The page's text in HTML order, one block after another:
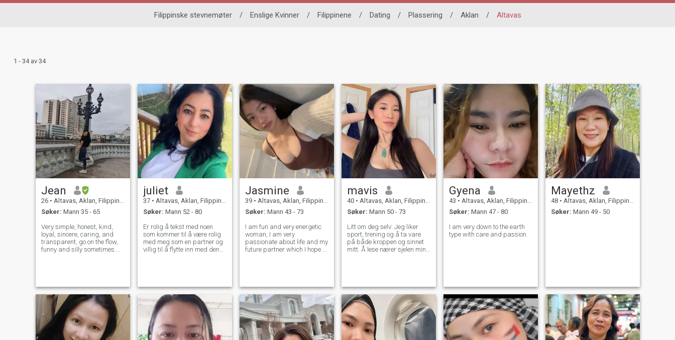
Filippinske stevnemøter / Enslige Kvinner / Filippinene / Dating / Plassering / Aklan / Altavas
1 - 34 av 34
Jean
26 • Altavas, Aklan, Filippinene
Søker: Mann 35 - 65
Very simple, honest, kind,
loyal, sincere, caring, and
transparent, go on the flow,
funny and silly sometimes.
comfortable with someone.
I'm
juliet
37 • Altavas, Aklan, Filippinene
Søker: Mann 52 - 80
Er rolig å tekst med noen
som kommer til å være rolig
med meg som en partner og
villig til å flytte inn med den
Jasmine
39 • Altavas, Aklan, Filippinene
Søker: Mann 43 - 73
I am fun and very energetic
woman, I am very
passionate about life and my
future partner which I hope to
people. My friends say that I
love
mavis
40 • Altavas, Aklan, Filippinene
Søker: Mann 50 - 73
Litt om deg selv: Jeg liker
sport, trening og å ta vare
på både kroppen og sinnet
mitt. Å lese nærer sjelen min,
intelligens, og noen som vet
hvordan å være til stede ikke
bare fysisk, men
følelsesmessig og mentalt.
Gyena
43 • Altavas, Aklan, Filippinene
Søker: Mann 47 - 80
I am very down to the earth
type with care and passion.
Mayethz
48 • Altavas, Aklan, Filippinene
Søker: Mann 49 - 50